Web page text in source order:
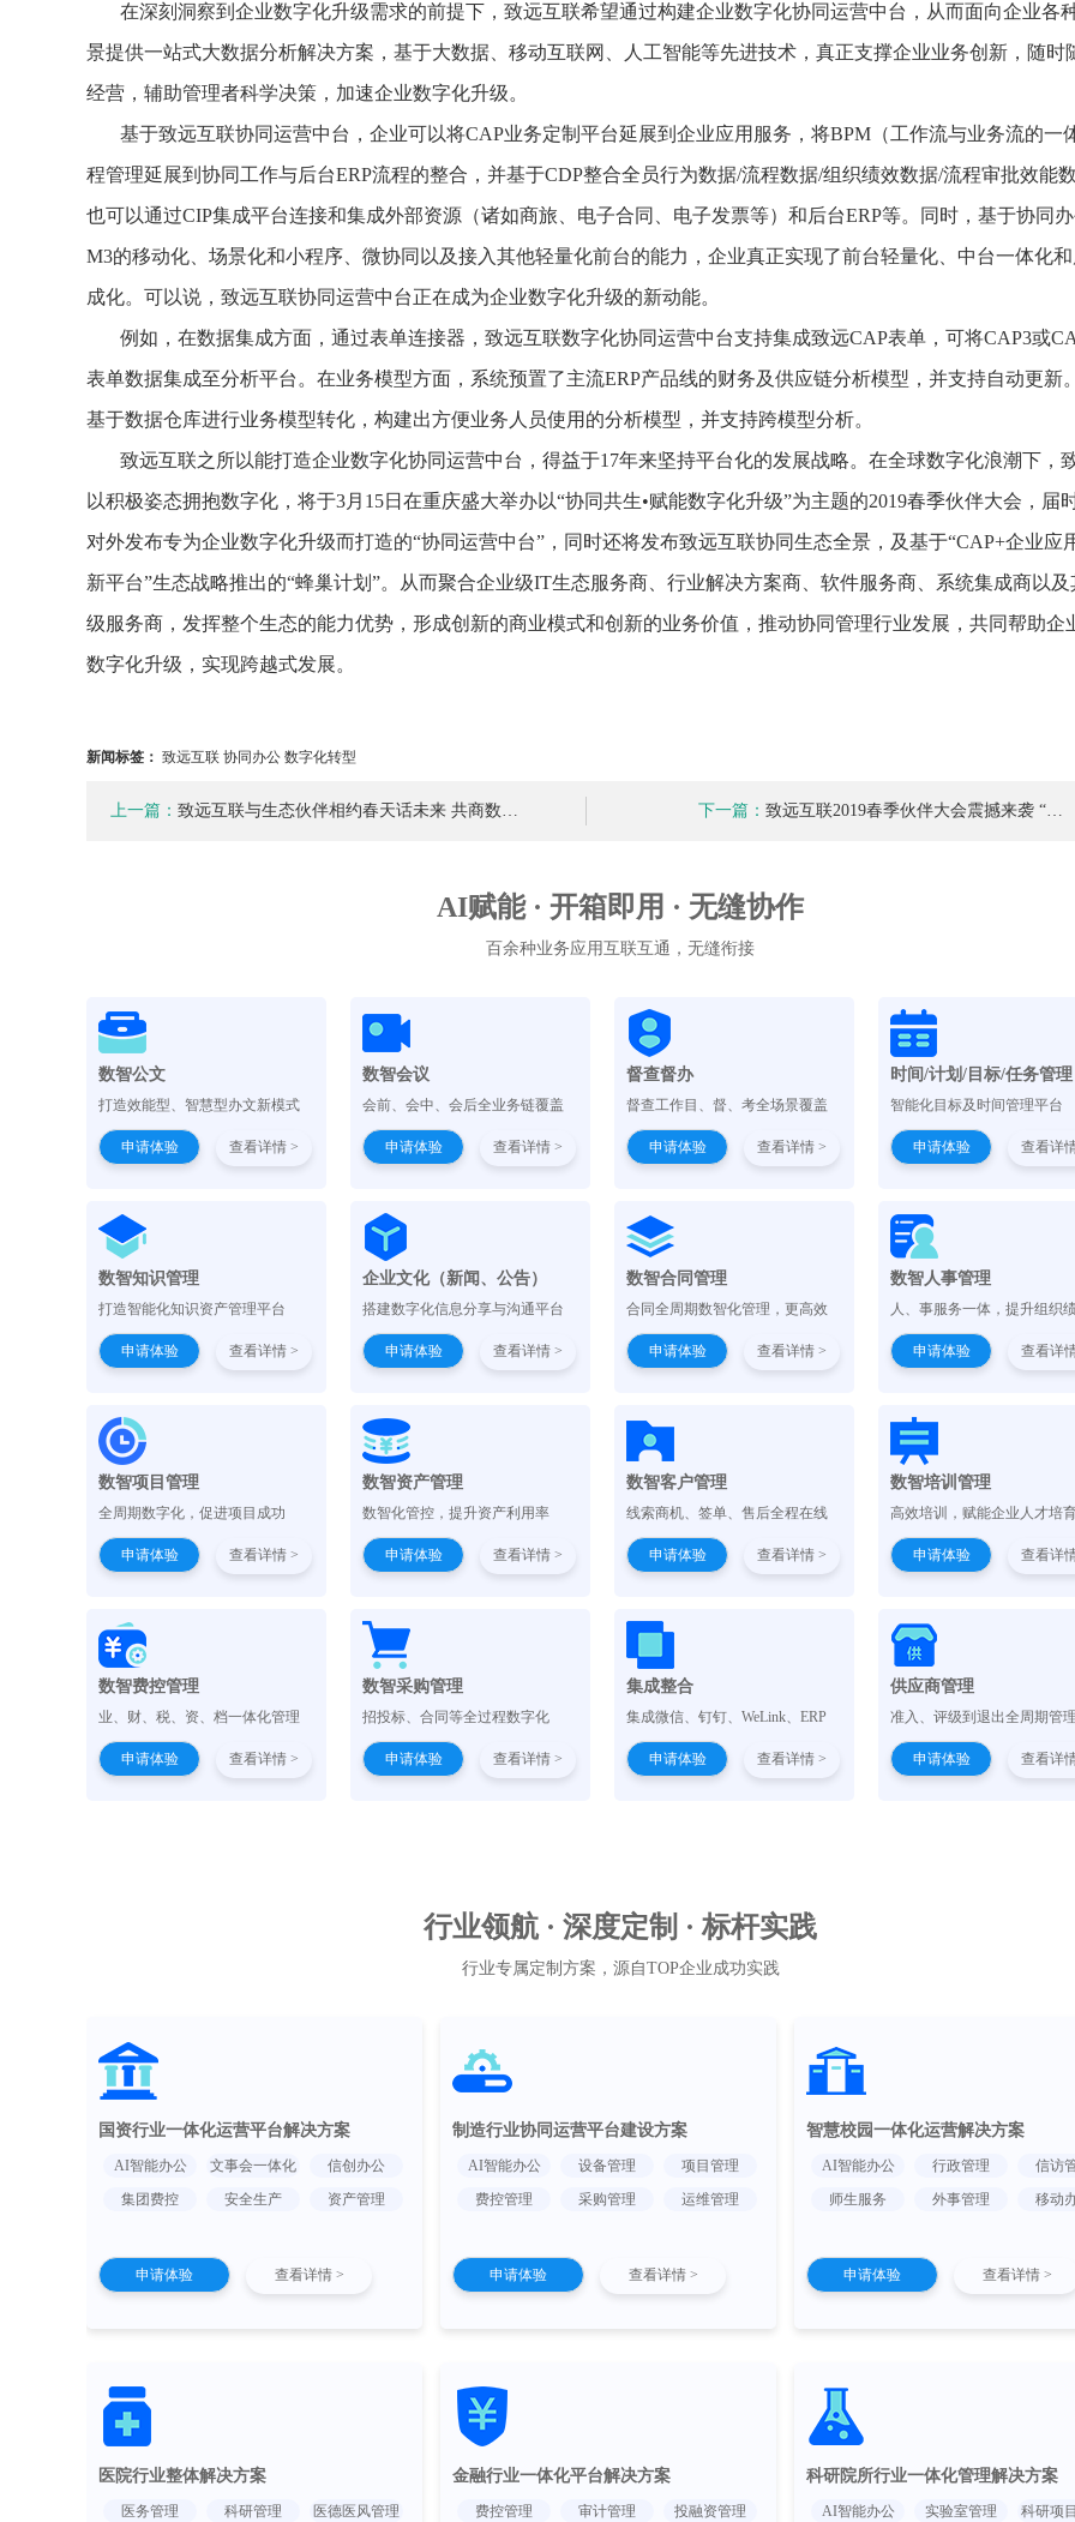
在深刻洞察到企业数字化升级需求的前提下，致远互联希望通过构建企业数字化协同运营中台，从而面向企业各
景提供一站式大数据分析解决方案，基于大数据、移动互联网、人工智能等先进技术，真正支撑企业业务创新，随时
经营，辅助管理者科学决策，加速企业数字化升级。
基于致远互联协同运营中台，企业可以将CAP业务定制平台延展到企业应用服务，将BPM（工作流与业务流的一
程管理延展到协同工作与后台ERP流程的整合，并基于CDP整合全员行为数据/流程数据/组织绩效数据/流程审批效能数
也可以通过CIP集成平台连接和集成外部资源（诸如商旅、电子合同、电子发票等）和后台ERP等。同时，基于协同
M3的移动化、场景化和小程序、微协同以及接入其他轻量化前台的能力，企业真正实现了前台轻量化、中台一体化
成化。可以说，致远互联协同运营中台正在成为企业数字化升级的新动能。
例如，在数据集成方面，通过表单连接器，致远互联数字化协同运营中台支持集成致远CAP表单，可将CAP3或
表单数据集成至分析平台。在业务模型方面，系统预置了主流ERP产品线的财务及供应链分析模型，并支持自动更新
基于数据仓库进行业务模型转化，构建出方便业务人员使用的分析模型，并支持跨模型分析。
致远互联之所以能打造企业数字化协同运营中台，得益于17年来坚持平台化的发展战略。在全球数字化浪潮下，
以积极姿态拥抱数字化，将于3月15日在重庆盛大举办以“协同共生•赋能数字化升级”为主题的2019春季伙伴大会，届
对外发布专为企业数字化升级而打造的“协同运营中台”，同时还将发布致远互联协同生态全景，及基于“CAP+企业应
新平台”生态战略推出的“蜂巢计划”。从而聚合企业级IT生态服务商、行业解决方案商、软件服务商、系统集成商以及
级服务商，发挥整个生态的能力优势，形成创新的商业模式和创新的业务价值，推动协同管理行业发展，共同帮助企
数字化升级，实现跨越式发展。
新闻标签： 致远互联 协同办公 数字化转型
上一篇： 致远互联与生态伙伴相约春天话未来 共商数… 下一篇： 致远互联2019春季伙伴大会震撼来袭 “…
AI赋能 · 开箱即用 · 无缝协作
百余种业务应用互联互通，无缝衔接
数智公文
打造效能型、智慧型办文新模式
申请体验 查看详情 >
数智会议
会前、会中、会后全业务链覆盖
申请体验 查看详情 >
督查督办
督查工作目、督、考全场景覆盖
申请体验 查看详情 >
时间/计划/目标/任务管理
智能化目标及时间管理平台
申请体验 查看详
数智知识管理
打造智能化知识资产管理平台
申请体验 查看详情 >
企业文化（新闻、公告）
搭建数字化信息分享与沟通平台
申请体验 查看详情 >
数智合同管理
合同全周期数智化管理，更高效
申请体验 查看详情 >
数智人事管理
人、事服务一体，提升组织
申请体验 查看详
数智项目管理
全周期数字化，促进项目成功
申请体验 查看详情 >
数智资产管理
数智化管控，提升资产利用率
申请体验 查看详情 >
数智客户管理
线索商机、签单、售后全程在线
申请体验 查看详情 >
数智培训管理
高效培训，赋能企业人才培
申请体验 查看详
数智费控管理
业、财、税、资、档一体化管理
申请体验 查看详情 >
数智采购管理
招投标、合同等全过程数字化
申请体验 查看详情 >
集成整合
集成微信、钉钉、WeLink、ERP
申请体验 查看详情 >
供应商管理
准入、评级到退出全周期管理
申请体验 查看详
行业领航 · 深度定制 · 标杆实践
行业专属定制方案，源自TOP企业成功实践
国资行业一体化运营平台解决方案
AI智能办公 文事会一体化
信创办公
集团费控
安全生产 资产管理
申请体验 查看详情 >
制造行业协同运营平台建设方案
AI智能办公 设备管理
项目管理
费控管理
采购管理 运维管理
申请体验 查看详情 >
智慧校园一体化运营解决方案
AI智能办公 行政管理
信访
师生服务
外事管理 移动
申请体验 查看详情 >
医院行业整体解决方案
医务管理 科研管理 医德医风管理
金融行业一体化平台解决方案
费控管理 审计管理 投融资管理
科研院所行业一体化管理解决方案
AI智能办公 实验室管理 科研项